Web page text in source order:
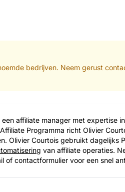
bedrijven. Neem gerust
een affiliate manager met expertise
Programma richt Olivier
Olivier Courtois gebruikt dagelijks
van affiliate operaties.
of contactformulier voor een snel